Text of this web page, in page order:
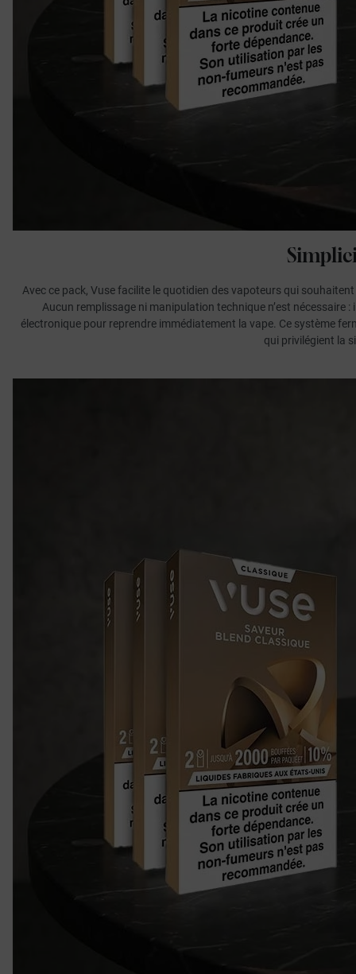
Avec ce pack, Vuse facilite le quotidien des vapoteurs qui
Aucun remplissage ni manipulation technique n’est nécessaire
électronique pour reprendre immédiatement la vape. Ce système
qui privilégient la